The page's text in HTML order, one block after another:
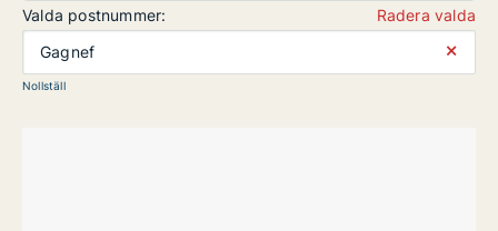
Valda postnummer:
Radera valda
Gagnef
⨯
Nollställ